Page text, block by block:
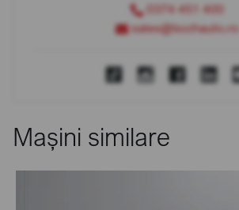
0374 451 400
sales@bcchauto.ro
Mașini similare